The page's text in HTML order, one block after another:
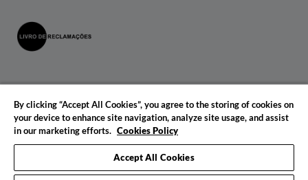
© 2026 IADE. Todos os direitos reservados.
By clicking “Accept All Cookies”, you agree to the storing of cookies on
your device to enhance site navigation, analyze site usage, and assist
in our marketing efforts. Cookies Policy
Accept All Cookies